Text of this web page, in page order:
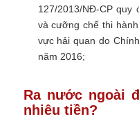
127/2013/NĐ-CP quy
và cưỡng chế thi
vực hải quan do
năm 2016;
Ra nước ngoài
nhiêu tiền?